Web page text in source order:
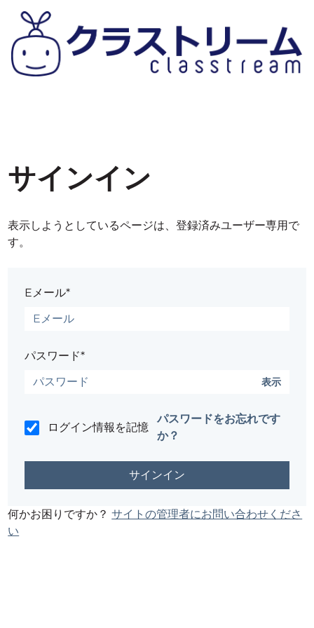
サインイン
表示しようとしているページは、登録済みユーザー専用で
す。
Eメール*
パスワード*
表示
ログイン情報を記憶
パスワードをお忘れです
か？
何かお困りですか？サイトの管理者にお問い合わせくださ
い